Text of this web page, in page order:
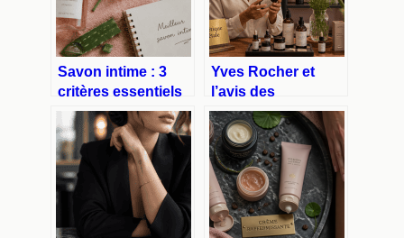
Savon intime : 3
critères essentiels
pour protéger votre
flore et éviter les
irritations
Yves Rocher et
l’avis des
dermatologues :
entre actifs
végétaux
performants et
ingrédients à
surveiller